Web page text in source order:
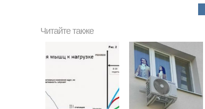
Читайте также